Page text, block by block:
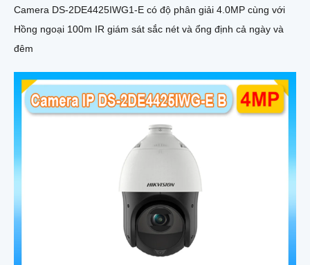
Camera DS-2DE4425IWG1-E có độ phân giải 4.0MP cùng với
Hồng ngoại 100m IR giám sát sắc nét và ổng định cả ngày và
đêm